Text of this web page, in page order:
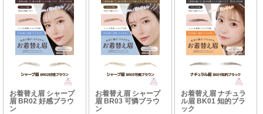
お着替え眉 シャープ
眉 BR02 好感ブラウ
ン
お着替え眉 シャープ
眉 BR03 可憐ブラウ
ン
お着替え眉 ナチュラ
ル眉 BK01 知的ブラ
ック